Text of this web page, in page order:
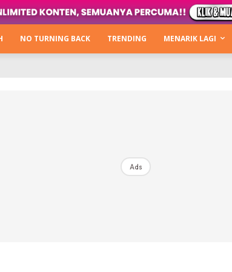
Hijabista
Next Level
NO TURNING BACK TRENDING MENARIK LAGI
Ads